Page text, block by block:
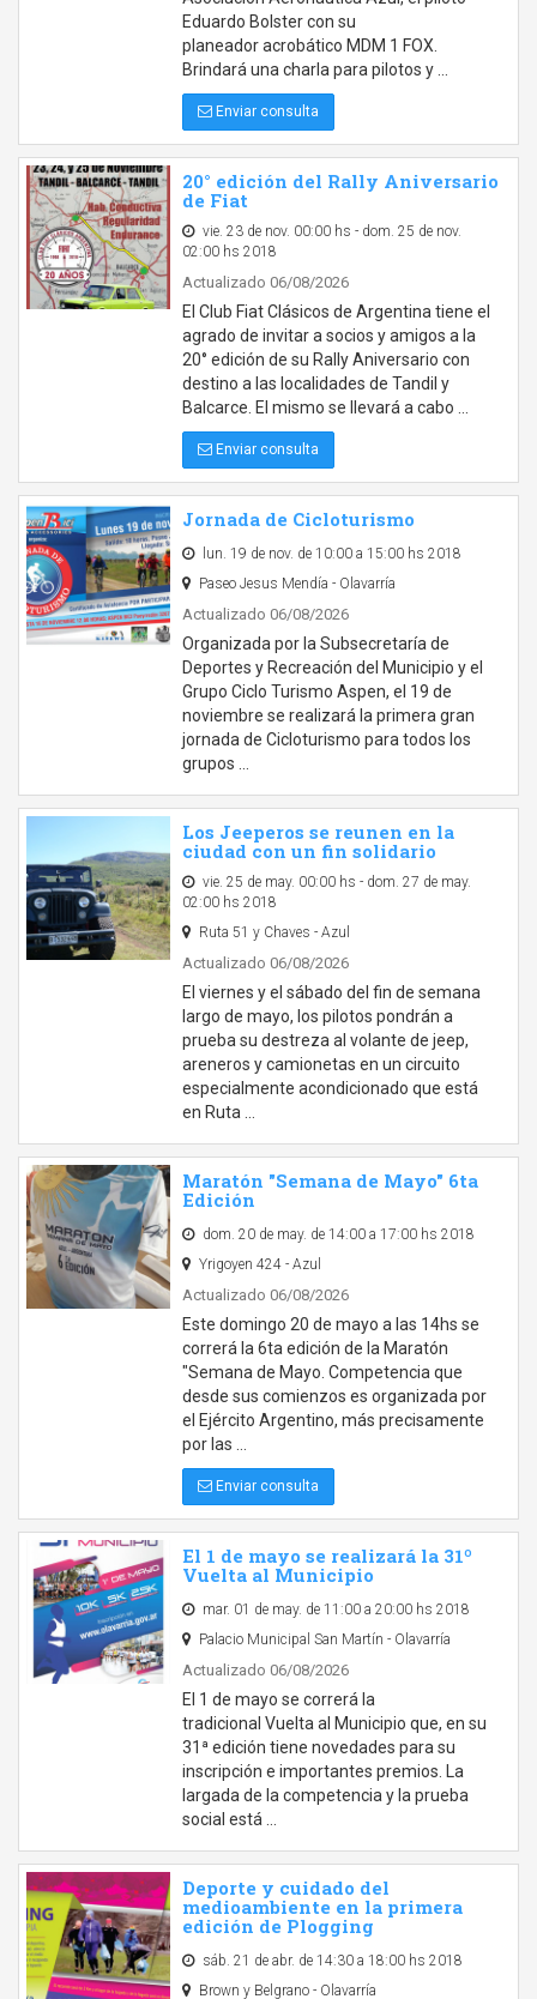
Eduardo Bolster con su
planeador acrobático MDM 1 FOX.
Brindará una charla para pilotos y …
Enviar consulta
20° edición del Rally Aniversario
de Fiat
vie. 23 de nov. 00:00 hs - dom. 25 de nov.
02:00 hs 2018
Actualizado 06/08/2026
El Club Fiat Clásicos de Argentina tiene el
agrado de invitar a socios y amigos a la
20° edición de su Rally Aniversario con
destino a las localidades de Tandil y
Balcarce. El mismo se llevará a cabo …
Enviar consulta
Jornada de Cicloturismo
lun. 19 de nov. de 10:00 a 15:00 hs 2018
Paseo Jesus Mendía - Olavarría
Actualizado 06/08/2026
Organizada por la Subsecretaría de
Deportes y Recreación del Municipio y el
Grupo Ciclo Turismo Aspen, el 19 de
noviembre se realizará la primera gran
jornada de Cicloturismo para todos los
grupos …
Los Jeeperos se reunen en la
ciudad con un fin solidario
vie. 25 de may. 00:00 hs - dom. 27 de may.
02:00 hs 2018
Ruta 51 y Chaves - Azul
Actualizado 06/08/2026
El viernes y el sábado del fin de semana
largo de mayo, los pilotos pondrán a
prueba su destreza al volante de jeep,
areneros y camionetas en un circuito
especialmente acondicionado que está
en Ruta …
Maratón "Semana de Mayo" 6ta
Edición
dom. 20 de may. de 14:00 a 17:00 hs 2018
Yrigoyen 424 - Azul
Actualizado 06/08/2026
Este domingo 20 de mayo a las 14hs se
correrá la 6ta edición de la Maratón
"Semana de Mayo. Competencia que
desde sus comienzos es organizada por
el Ejército Argentino, más precisamente
por las …
Enviar consulta
El 1 de mayo se realizará la 31º
Vuelta al Municipio
mar. 01 de may. de 11:00 a 20:00 hs 2018
Palacio Municipal San Martín - Olavarría
Actualizado 06/08/2026
El 1 de mayo se correrá la
tradicional Vuelta al Municipio que, en su
31ª edición tiene novedades para su
inscripción e importantes premios. La
largada de la competencia y la prueba
social está …
Deporte y cuidado del
medioambiente en la primera
edición de Plogging
sáb. 21 de abr. de 14:30 a 18:00 hs 2018
Brown y Belgrano - Olavarría